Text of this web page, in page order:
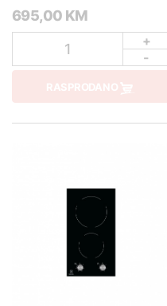
695,00 KM
1
+
-
RASPRODANO